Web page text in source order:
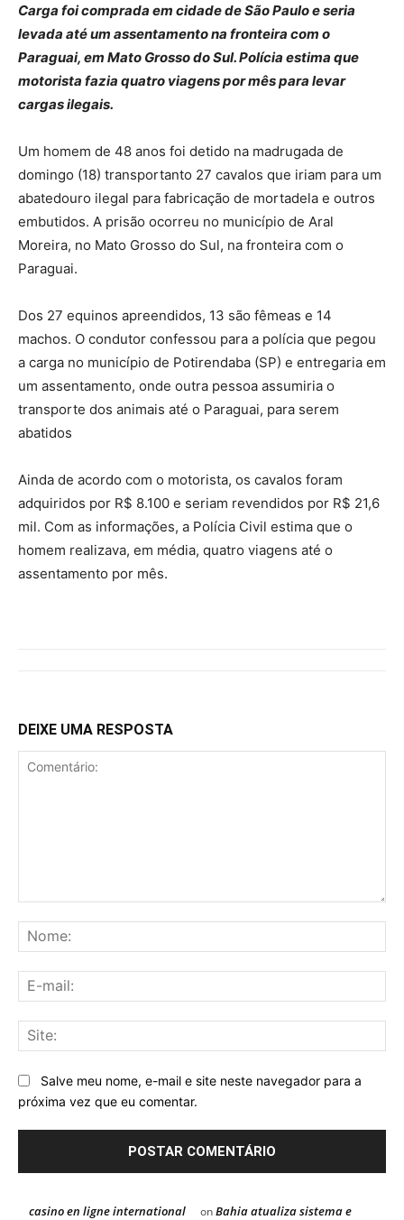
Carga foi comprada em cidade de São Paulo e seria
levada até um assentamento na fronteira com o
Paraguai, em Mato Grosso do Sul. Polícia estima que
motorista fazia quatro viagens por mês para levar
cargas ilegais.
Um homem de 48 anos foi detido na madrugada de
domingo (18) transportanto 27 cavalos que iriam para um
abatedouro ilegal para fabricação de mortadela e outros
embutidos. A prisão ocorreu no município de Aral
Moreira, no Mato Grosso do Sul, na fronteira com o
Paraguai.
Dos 27 equinos apreendidos, 13 são fêmeas e 14
machos. O condutor confessou para a polícia que pegou
a carga no município de Potirendaba (SP) e entregaria em
um assentamento, onde outra pessoa assumiria o
transporte dos animais até o Paraguai, para serem
abatidos
Ainda de acordo com o motorista, os cavalos foram
adquiridos por R$ 8.100 e seriam revendidos por R$ 21,6
mil. Com as informações, a Polícia Civil estima que o
homem realizava, em média, quatro viagens até o
assentamento por mês.
DEIXE UMA RESPOSTA
Salve meu nome, e-mail e site neste navegador para a
próxima vez que eu comentar.
casino en ligne international onBahia atualiza sistema e